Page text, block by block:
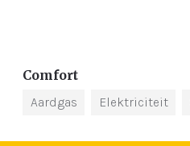
Comfort
Aardgas Elektriciteit